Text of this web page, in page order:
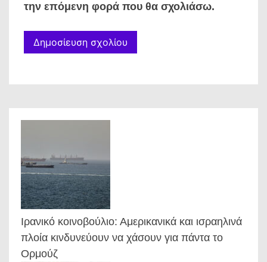
την επόμενη φορά που θα σχολιάσω.
Ιρανικό κοινοβούλιο: Αμερικανικά και ισραηλινά
πλοία κινδυνεύουν να χάσουν για πάντα το
Ορμούζ